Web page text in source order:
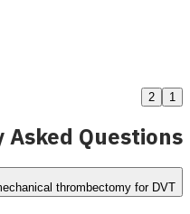
عرض التفاصيل
1
2
Questions
thrombectomy for DVT?